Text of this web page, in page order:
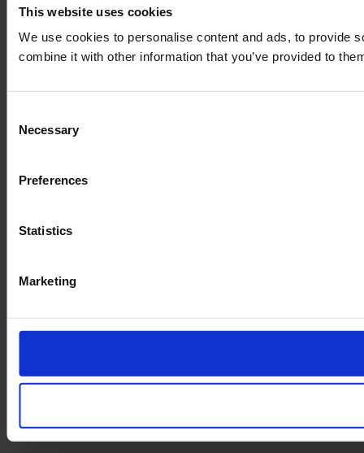
This website uses cookies
We use cookies to personalise content and ads, to provide
combine it with other information that you’ve provided to
Selection
Necessary
Preferences
Statistics
Marketing